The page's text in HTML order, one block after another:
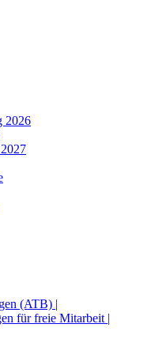
2026
(ATB) |
für freie Mitarbeit |